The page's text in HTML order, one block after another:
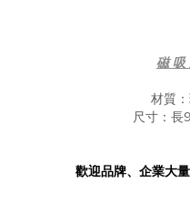
磁 吸
材質
尺寸：長
歡迎品牌、企業大